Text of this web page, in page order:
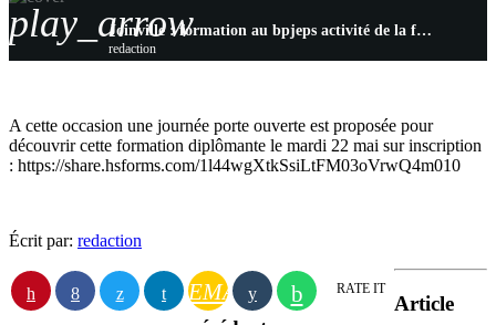
play_arrow Joinville : formation au bpjeps activité de la forme, c’est possible avec le Club MS-Fitness !
redaction
A cette occasion une journée porte ouverte est proposée pour
découvrir cette formation diplômante le mardi 22 mai sur inscription
: https://share.hsforms.com/1l44wgXtkSsiLtFM03oVrwQ4m010
Écrit par: redaction
EMAIL RATE IT
Article